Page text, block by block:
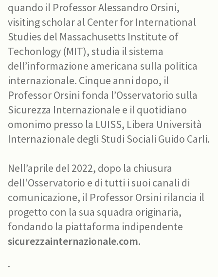
quando il Professor Alessandro Orsini,
visiting scholar al Center for International
Studies del Massachusetts Institute of
Techonlogy (MIT), studia il sistema
dell’informazione americana sulla politica
internazionale. Cinque anni dopo, il
Professor Orsini fonda l’Osservatorio sulla
Sicurezza Internazionale e il quotidiano
omonimo presso la LUISS, Libera Università
Internazionale degli Studi Sociali Guido Carli.
Nell’aprile del 2022, dopo la chiusura
dell'Osservatorio e di tutti i suoi canali di
comunicazione, il Professor Orsini rilancia il
progetto con la sua squadra originaria,
fondando la piattaforma indipendente
sicurezzainternazionale.com.
.